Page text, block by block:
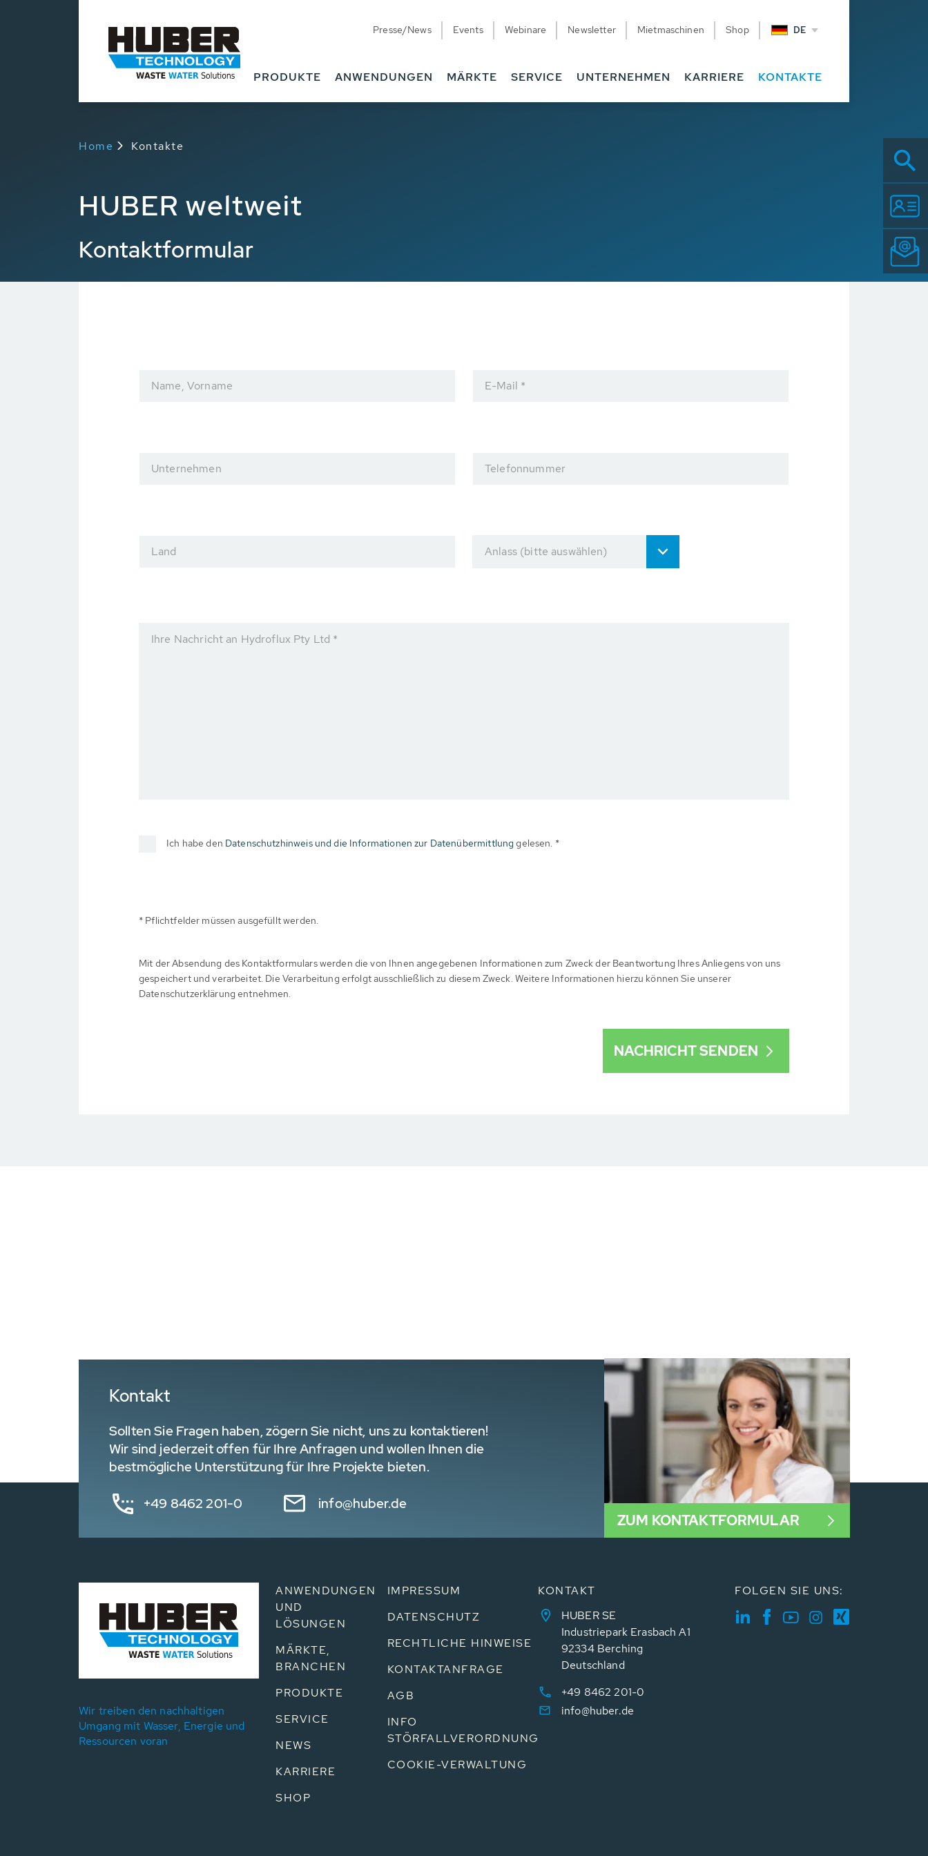
Presse/News Events Webinare Newsletter Mietmaschinen Shop DE
PRODUKTE ANWENDUNGEN MÄRKTE SERVICE UNTERNEHMEN KARRIERE KONTAKTE
Home Kontakte
HUBER weltweit
Kontaktformular
Name, Vorname E-Mail *
Unternehmen Telefonnummer
Land Anlass (bitte auswählen)
Ihre Nachricht an Hydroflux Pty Ltd *
Ich habe den Datenschutzhinweis und die Informationen zur Datenübermittlunggelesen. *
* Pflichtfelder müssen ausgefüllt werden.
Mit der Absendung des Kontaktformulars werden die von Ihnen angegebenen Informationen zum Zweck der Beantwortung Ihres Anliegens von uns
gespeichert und verarbeitet. Die Verarbeitung erfolgt ausschließlich zu diesem Zweck. Weitere Informationen hierzu können Sie unserer
Datenschutzerklärung entnehmen.
Kontakt
Sollten Sie Fragen haben, zögern Sie nicht, uns zu kontaktieren!
Wir sind jederzeit offen für Ihre Anfragen und wollen Ihnen die
bestmögliche Unterstützung für Ihre Projekte bieten.
+49 8462 201-0 info@huber.de
ZUM KONTAKTFORMULAR
Wir treiben den nachhaltigen
Umgang mit Wasser, Energie und
Ressourcen voran
ANWENDUNGEN
UND
LÖSUNGEN
MÄRKTE,
BRANCHEN
PRODUKTE
SERVICE
NEWS
KARRIERE
SHOP
IMPRESSUM
DATENSCHUTZ
RECHTLICHE HINWEISE
KONTAKTANFRAGE
AGB
INFO
STÖRFALLVERORDNUNG
COOKIE-VERWALTUNG
KONTAKT
HUBER SE
Industriepark Erasbach A1
92334 Berching
Deutschland
+49 8462 201-0
info@huber.de
FOLGEN SIE UNS: